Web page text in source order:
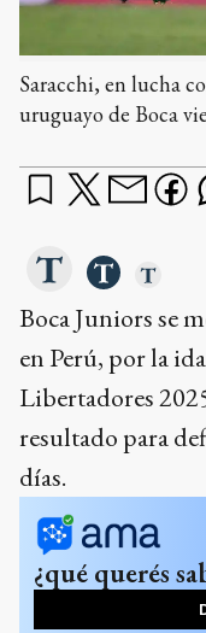
Saracchi, en lucha
uruguayo de Boca
Boca Juniors se
en Perú, por la
Libertadores
resultado para
días.
¿qué querés